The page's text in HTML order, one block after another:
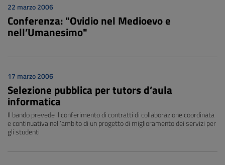
22 marzo 2006
Conferenza: "Ovidio nel Medioevo e
nell’Umanesimo"
17 marzo 2006
Selezione pubblica per tutors d’aula
informatica
Il bando prevede il conferimento di contratti di collaborazione coordinata
e continuativa nell’ambito di un progetto di miglioramento dei servizi per
gli studenti